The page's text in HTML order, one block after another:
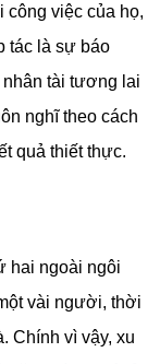
việc của họ,
tác là sự báo
nhân tài tương lai
nghĩ theo cách
quả thiết thực.
hai ngoài ngôi
vài người, thời
Chính vì vậy, xu